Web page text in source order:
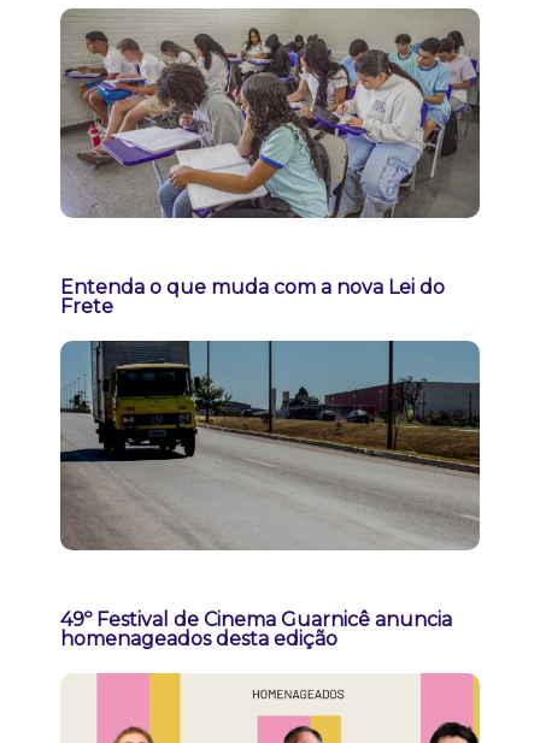
Entenda o que muda com a nova Lei do
Frete
49º Festival de Cinema Guarnicê anuncia
homenageados desta edição